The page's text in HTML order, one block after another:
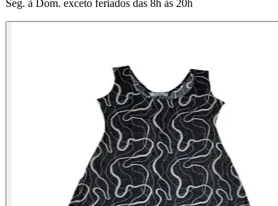
Seg. à Dom. exceto feriados das 8h às 20h